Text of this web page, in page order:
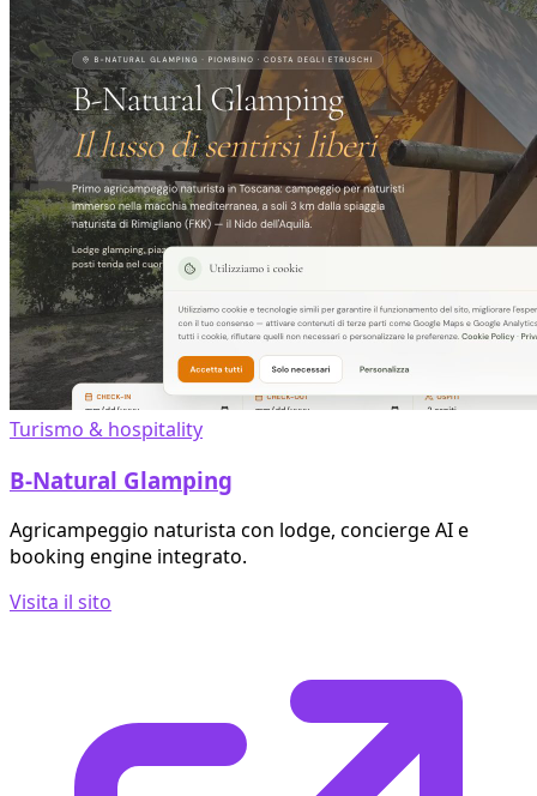
Turismo & hospitality
B-Natural Glamping
Agricampeggio naturista con lodge, concierge AI e
booking engine integrato.
Visita il sito